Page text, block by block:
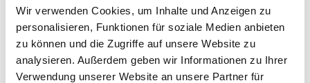
Wir verwenden Cookies, um Inhalte und Anzeigen zu
personalisieren, Funktionen für soziale Medien anbieten
zu können und die Zugriffe auf unsere Website zu
analysieren. Außerdem geben wir Informationen zu Ihrer
Verwendung unserer Website an unsere Partner für